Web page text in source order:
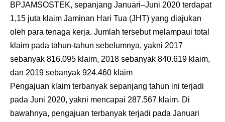
BPJAMSOSTEK, sepanjang Januari–Juni 2020 terdapat
1,15 juta klaim Jaminan Hari Tua (JHT) yang diajukan
oleh para tenaga kerja. Jumlah tersebut melampaui total
klaim pada tahun-tahun sebelumnya, yakni 2017
sebanyak 816.095 klaim, 2018 sebanyak 840.619 klaim,
dan 2019 sebanyak 924.460 klaim
Pengajuan klaim terbanyak sepanjang tahun ini terjadi
pada Juni 2020, yakni mencapai 287.567 klaim. Di
bawahnya, pengajuan terbanyak terjadi pada Januari